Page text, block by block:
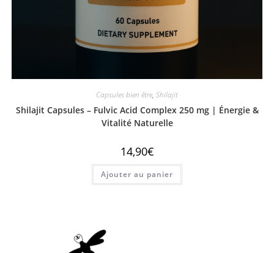
Capsules bien être, Shilajit
Shilajit Capsules – Fulvic Acid Complex 250 mg | Énergie &
Vitalité Naturelle
14,90€
Ajouter au panier